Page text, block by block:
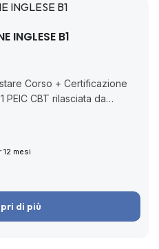
INGLESE B1
Corso + Certificazione
PEIC CBT rilasciata da
12 mesi
di più